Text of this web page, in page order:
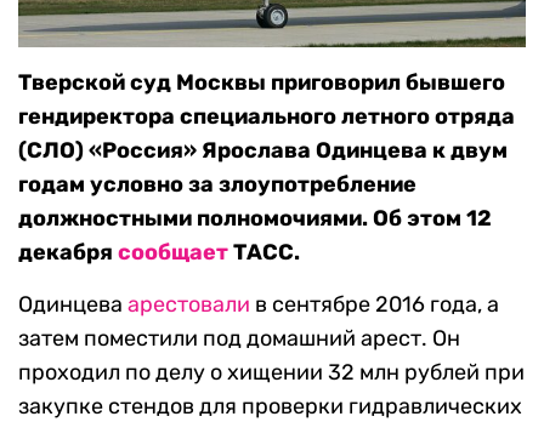
Тверской суд Москвы приговорил бывшего
гендиректора специального летного отряда
(СЛО) «Россия» Ярослава Одинцева к двум
годам условно за злоупотребление
должностными полномочиями. Об этом 12
декабря сообщаетТАСС.
Одинцева арестовали в сентябре 2016 года, а
затем поместили под домашний арест. Он
проходил по делу о хищении 32 млн рублей при
закупке стендов для проверки гидравлических